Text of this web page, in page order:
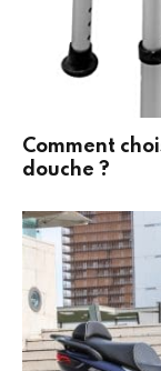
Comment
douche ?